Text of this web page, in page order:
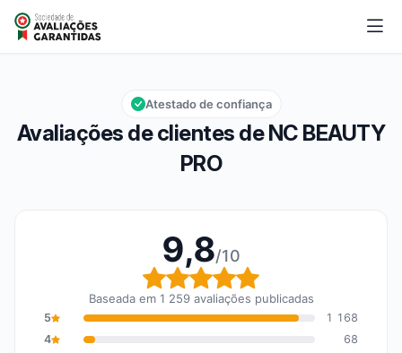
NC BEAUTY PRO
Nota global: 9,8 em 10
9,8/10
Avaliações de clientes de NC BEAUTY
PRO
Atestado de confiança
9,8/10
Nota global: 9,8 em 10
Baseada em 1 259 avaliações publicadas
5
1 168
4
68